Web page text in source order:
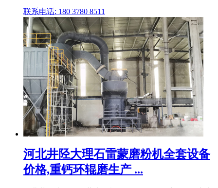
联系电话: 180 3780 8511
河北井陉大理石雷蒙磨粉机全套设备
价格,重钙环辊磨生产 ...